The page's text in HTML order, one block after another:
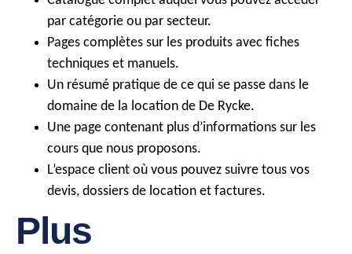
par catégorie ou par secteur.
Pages complètes sur les produits avec fiches
techniques et manuels.
Un résumé pratique de ce qui se passe dans le
domaine de la location de De Rycke.
Une page contenant plus d’informations sur les
cours que nous proposons.
L’espace client où vous pouvez suivre tous vos
devis, dossiers de location et factures.
Plus